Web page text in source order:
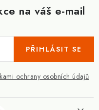
na váš e-mail
ochrany osobních údajů
PŘIHLÁSIT SE